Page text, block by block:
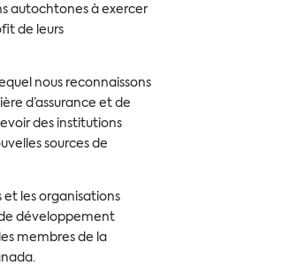
autochtones à exercer
de leurs
nous reconnaissons
d’assurance et de
des institutions
sources de
les organisations
développement
membres de la